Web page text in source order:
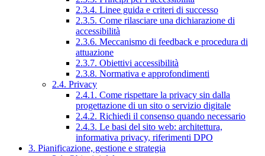
2.3.4. Linee guida e criteri di successo
2.3.5. Come rilasciare una dichiarazione di
accessibilità
2.3.6. Meccanismo di feedback e procedura di
attuazione
2.3.7. Obiettivi accessibilità
2.3.8. Normativa e approfondimenti
2.4. Privacy
2.4.1. Come rispettare la privacy sin dalla
progettazione di un sito o servizio digitale
2.4.2. Richiedi il consenso quando necessario
2.4.3. Le basi del sito web: architettura,
informativa privacy, riferimenti DPO
3. Pianificazione, gestione e strategia